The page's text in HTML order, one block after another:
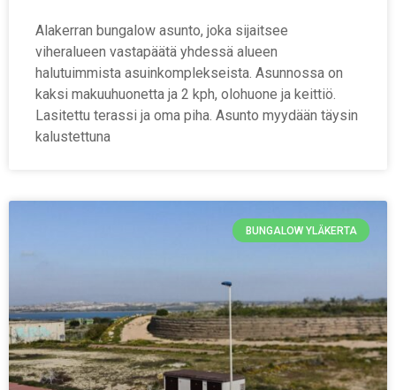
Alakerran bungalow asunto, joka sijaitsee
viheralueen vastapäätä yhdessä alueen
halutuimmista asuinkomplekseista. Asunnossa on
kaksi makuuhuonetta ja 2 kph, olohuone ja keittiö.
Lasitettu terassi ja oma piha. Asunto myydään täysin
kalustettuna
BUNGALOW YLÄKERTA